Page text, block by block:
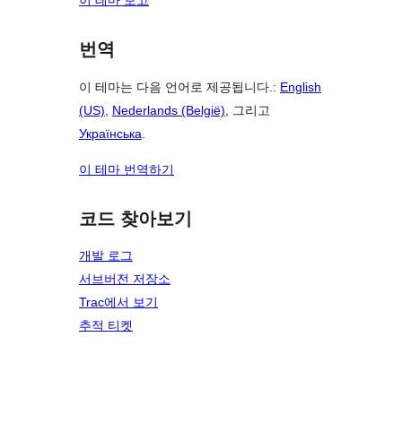
번역
이 테마는 다음 언어로 제공됩니다.: English
(US)
Nederlands (België) , 그리고
Українська
이 테마 번역하기
코드 찾아보기
개발 로그
서브버전 저장소
Trac에서 보기
추적 티켓